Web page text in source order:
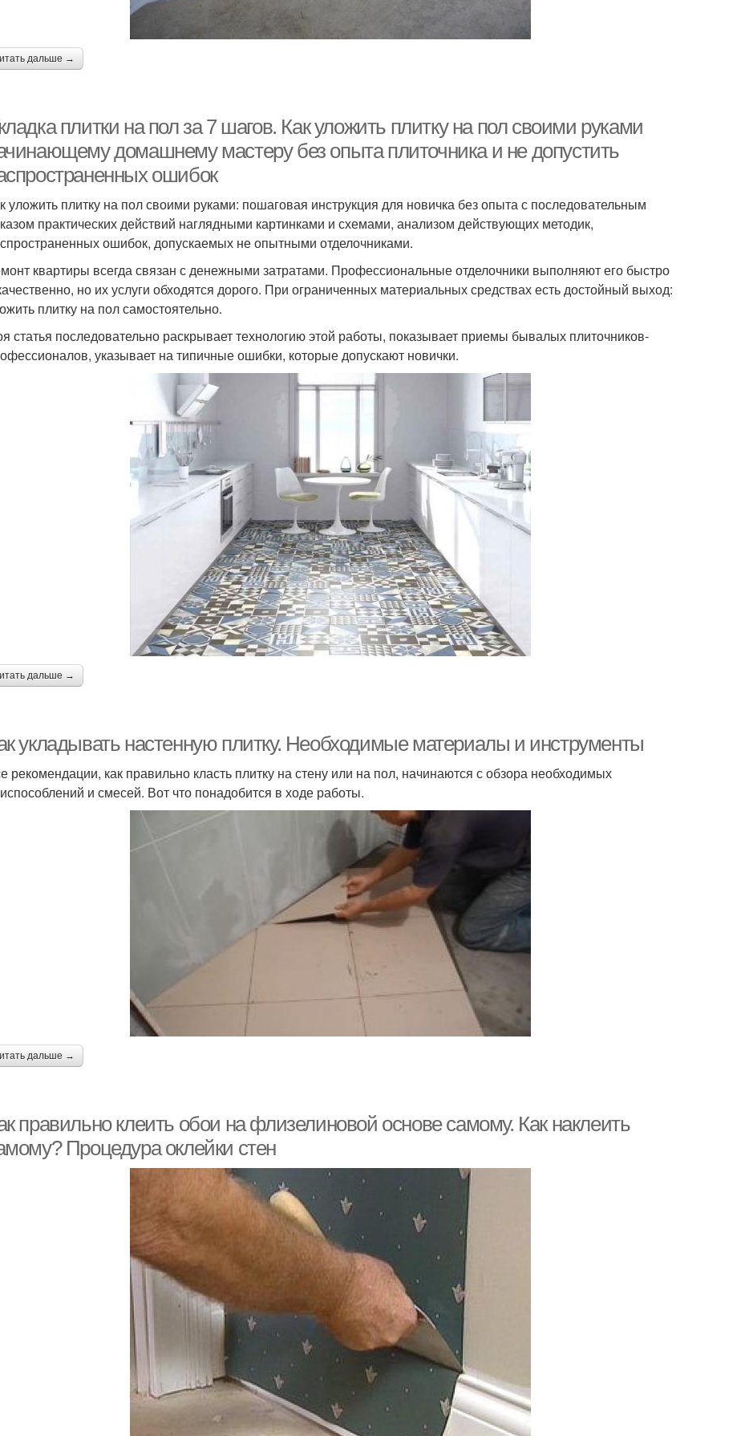
дальше →
плитки на пол за 7 шагов. Как уложить плитку на пол своими руками
домашнему мастеру без опыта плиточника и не допустить
ошибок
уложить плитку на пол своими руками: пошаговая инструкция для новичка без опыта с последовательным
практических действий наглядными картинками и схемами, анализом действующих методик,
ошибок, допускаемых не опытными отделочниками.
квартиры всегда связан с денежными затратами. Профессиональные отделочники выполняют его быстро
но их услуги обходятся дорого. При ограниченных материальных средствах есть достойный выход:
плитку на пол самостоятельно.
статья последовательно раскрывает технологию этой работы, показывает приемы бывалых плиточников-
указывает на типичные ошибки, которые допускают новички.
дальше →
укладывать настенную плитку. Необходимые материалы и инструменты
рекомендации, как правильно класть плитку на стену или на пол, начинаются с обзора необходимых
и смесей. Вот что понадобится в ходе работы.
дальше →
правильно клеить обои на флизелиновой основе самому. Как наклеить
Процедура оклейки стен